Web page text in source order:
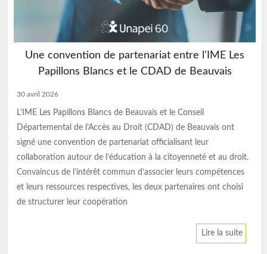
MAS La Clarée : le chantier prend forme
Sous un beau soleil, la présidente, la directrice générale,
plusieurs administrateurs ainsi que la directrice de
l’établissement se sont rendus sur le chantier du futur Dispositif
d’Accueil Spécialisé intégrant la MAS La Clarée actuelle. Cette
visite avait pour objectif de constater l’évolution des travaux et
d’échanger sur les prochaines étapes du projet. Merci à Mickaël
Lire la suite